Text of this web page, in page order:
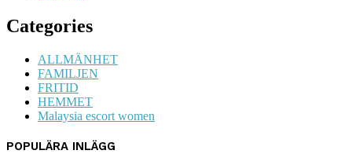
Categories
ALLMÄNHET
FAMILJEN
FRITID
HEMMET
Malaysia escort women
POPULÄRA INLÄGG